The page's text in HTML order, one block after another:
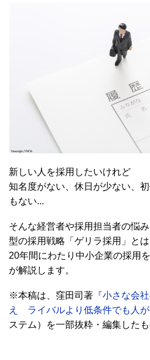
新しい人を採用したいけれど
知名度がない、休日が少ない、
もない...
そんな経営者や採用担当者の悩
型の採用戦略「ゲリラ採用」とは
20年間にわたり中小企業の採用
が解説します。
※本稿は、窪田司著 『小さな会
え ライバルより低条件でも人が
ステム）を一部抜粋・編集したも